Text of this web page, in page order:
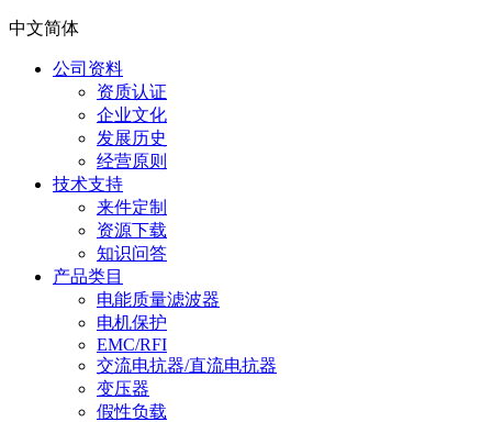
中文简体
公司资料
资质认证
企业文化
发展历史
经营原则
技术支持
来件定制
资源下载
知识问答
产品类目
电能质量滤波器
电机保护
EMC/RFI
交流电抗器/直流电抗器
变压器
假性负载